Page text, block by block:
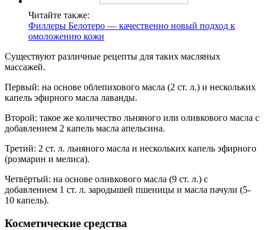
Читайте также:
Филлеры Белотеро — качественно новый подход к
омоложению кожи
Существуют различные рецепты для таких масляных
массажей.
Первый: на основе облепихового масла (2 ст. л.) и нескольких
капель эфирного масла лаванды.
Второй: такое же количество льняного или оливкового масла с
добавлением 2 капель масла апельсина.
Третий: 2 ст. л. льняного масла и нескольких капель эфирного
(розмарин и мелиса).
Четвёртый: на основе оливкового масла (9 ст. л.) с
добавлением 1 ст. л. зародышей пшеницы и масла пачули (5-
10 капель).
Косметические средства